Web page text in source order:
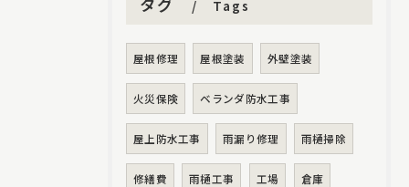
Tags
屋根修理 屋根塗装 外壁塗装
火災保険 ベランダ防水工事
屋上防水工事 雨漏り修理 雨樋掃除
修繕費 雨樋工事 工場 倉庫